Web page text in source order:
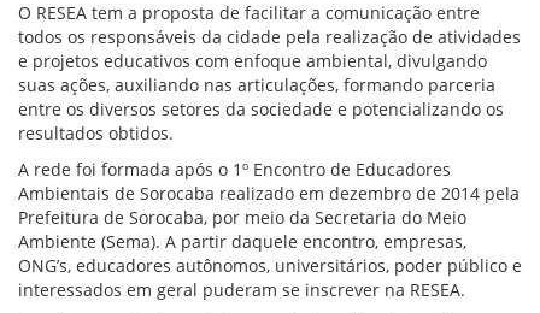
O RESEA tem a proposta de facilitar a comunicação entre
todos os responsáveis da cidade pela realização de atividades
e projetos educativos com enfoque ambiental, divulgando
suas ações, auxiliando nas articulações, formando parceria
entre os diversos setores da sociedade e potencializando os
resultados obtidos.
A rede foi formada após o 1º Encontro de Educadores
Ambientais de Sorocaba realizado em dezembro de 2014 pela
Prefeitura de Sorocaba, por meio da Secretaria do Meio
Ambiente (Sema). A partir daquele encontro, empresas,
ONG’s, educadores autônomos, universitários, poder público e
interessados em geral puderam se inscrever na RESEA.